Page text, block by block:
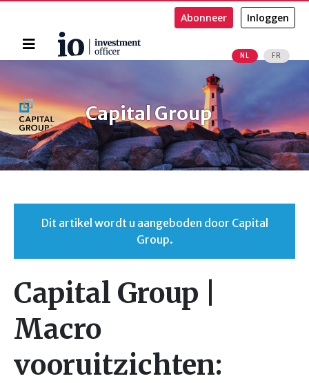
Home
NL FR
Abonneer Inloggen
Zoeken
Capital Group
Dit artikel wordt u aangeboden door Capital
Group.
Capital Group |
Macro
vooruitzichten: